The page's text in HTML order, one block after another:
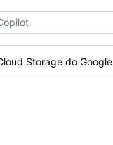
Storage do Google